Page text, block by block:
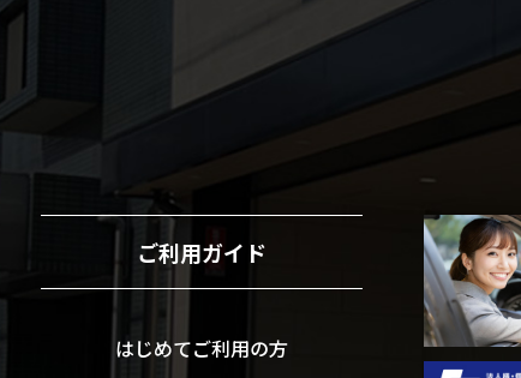
ご利用ガイド
はじめてご利用の方